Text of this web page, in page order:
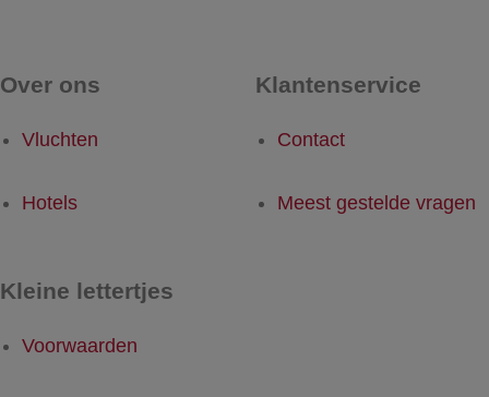
Over ons
Vluchten
Hotels
Klantenservice
Contact
Meest gestelde vragen
Kleine lettertjes
Voorwaarden